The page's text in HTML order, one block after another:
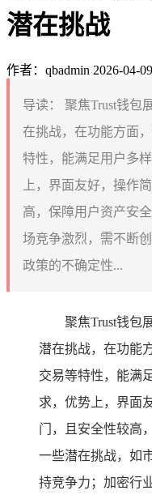
潜在挑战
作者：qbadmin 2026-04-09
导读：
聚焦Trust钱包
在挑战，在功能方面
特性，能满足用户多
上，界面友好，操作
高，保障用户资产安
场竞争激烈，需不断
政策的不确定性...
聚焦Trust钱包
潜在挑战，在功能
交易等特性，能满
求，优势上，界面
门，且安全性较高
一些潜在挑战，如
持竞争力；加密行